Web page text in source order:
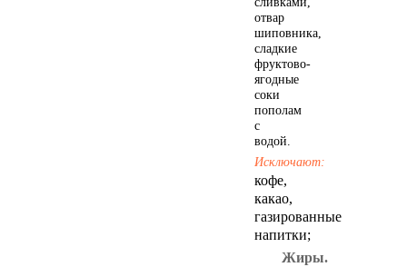
отвар
шиповника,
сладкие
фруктово-
ягодные
соки
пополам
с
водой.
Исключают:
кофе,
какао,
газированные
напитки;
Жиры.
Библия Новый завет
Псалтирь
Сад, цветы